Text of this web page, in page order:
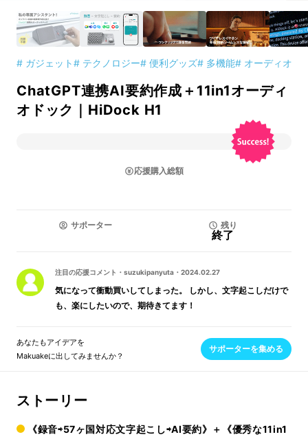
# ガジェット# テクノロジー# 便利グッズ# 多機能# オーディオ
ChatGPT連携AI要約作成＋11in1オーディ
オドック｜HiDock H1
応援購入総額
サポーター 残り
終了
注目の応援コメント ・ suzukipanyuta ・ 2024.02.27
気になって衝動買いしてしまった。 しかし、文字起こしだけで
も、楽にしたいので、期待きてます！
あなたもアイデアを
Makuakeに出してみませんか？
サポーターを集める
ストーリー
《録音⇨57ヶ国対応文字起こし⇨AI要約》＋《優秀な11in1